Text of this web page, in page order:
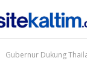
Gubernur Dukung